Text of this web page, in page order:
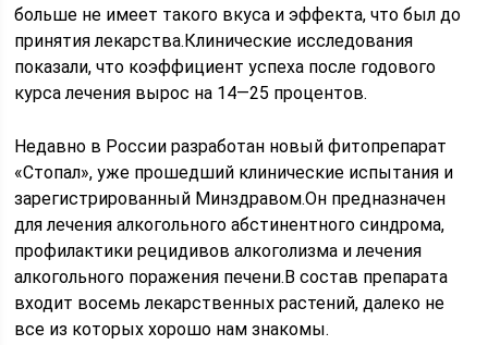
больше не имеет такого вкуса и эффекта, что был до
принятия лекарства.Клинические исследования
показали, что коэффициент успеха после годового
курса лечения вырос на 14—25 процентов.
Недавно в России разработан новый фитопрепарат
«Стопал», уже прошедший клинические испытания и
зарегистрированный Минздравом.Он предназначен
для лечения алкогольного абстинентного синдрома,
профилактики рецидивов алкоголизма и лечения
алкогольного поражения печени.В состав препарата
входит восемь лекарственных растений, далеко не
все из которых хорошо нам знакомы.